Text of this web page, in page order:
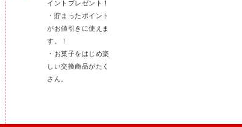
イントプレゼント！
・貯まったポイント
がお値引きに使えま
す。！
・お菓子をはじめ楽
しい交換商品がたく
さん。